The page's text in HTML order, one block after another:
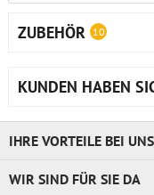
ZUBEHÖR 10
KUNDEN HABEN
IHRE VORTEILE BEI UNS
WIR SIND FÜR SIE DA